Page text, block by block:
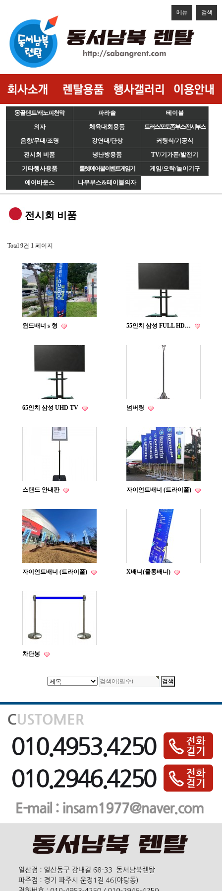
메뉴 검색
몽골텐트/캐노피천막 파라솔
테이블
의자
체육대회용품
트러스/포토존/부스/전시부스
음향/무대/조명
강연대/단상
커팅식/기공식
전시회 비품
냉난방용품
TV/기가폰/발전기
기타행사용품
룰렛/에어볼/이벤트게임기
게임/오락/놀이기구
에어바운스
나무부스&테이블의자
전시회 비품
Total 9건 1 페이지
윈드배너 s 형 55인치 삼성 FULL HD…
65인치 삼성 UHD TV 넘버링
스탠드 안내판 자이언트배너 (트라이폴)
자이언트배너 (트라이폴) X배너(물통배너)
차단봉